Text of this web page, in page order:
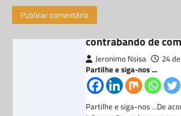
NSISA REFLEXÕES teve
DIREITOS HUMANOS
Mais de 50
devido as péssimas
na cadeia de Viana
Partilhe e siga-nos ...